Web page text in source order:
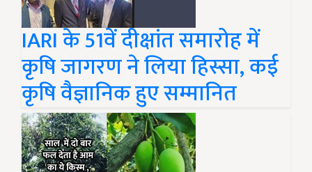
IARI के 51वें दीक्षांत समारोह में
कृषि जागरण ने लिया हिस्सा, कई
कृषि वैज्ञानिक हुए सम्मानित